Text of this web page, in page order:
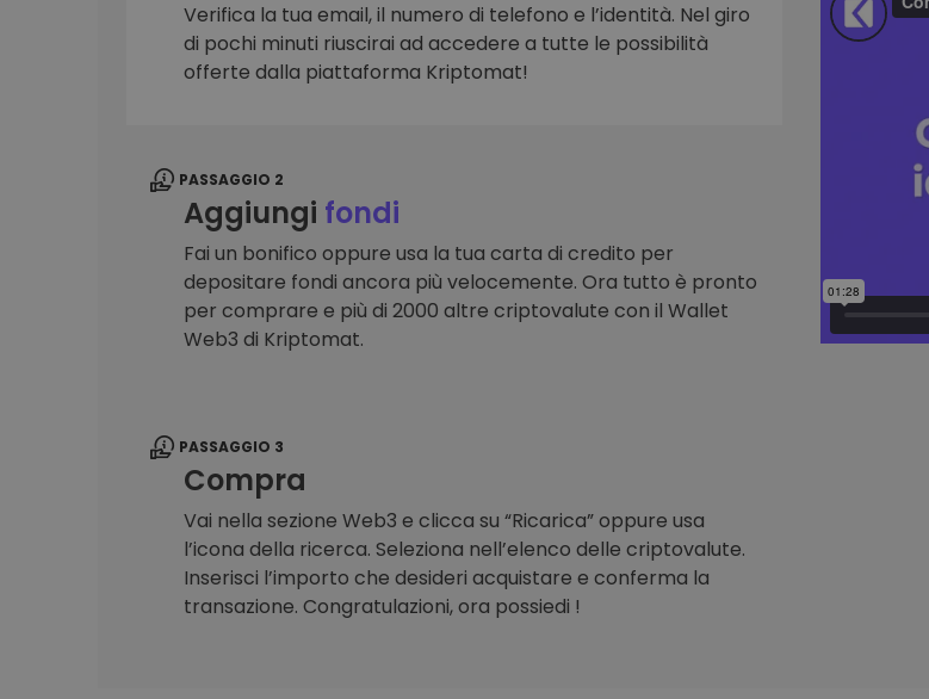
Scoperta investimenti
Trova la tua strategia crypto
Verifica la tua email, il numero di telefono e l’identità. Nel giro
di pochi minuti riuscirai ad accedere a tutte le possibilità
offerte dalla piattaforma Kriptomat!
PASSAGGIO 2
Aggiungi fondi
Fai un bonifico oppure usa la tua carta di credito per
depositare fondi ancora più velocemente. Ora tutto è pronto
per comprare e più di 2000 altre criptovalute con il Wallet
Web3 di Kriptomat.
PASSAGGIO 3
Compra
Vai nella sezione Web3 e clicca su “Ricarica” oppure usa
l’icona della ricerca. Seleziona nell’elenco delle criptovalute.
Inserisci l’importo che desideri acquistare e conferma la
transazione. Congratulazioni, ora possiedi !